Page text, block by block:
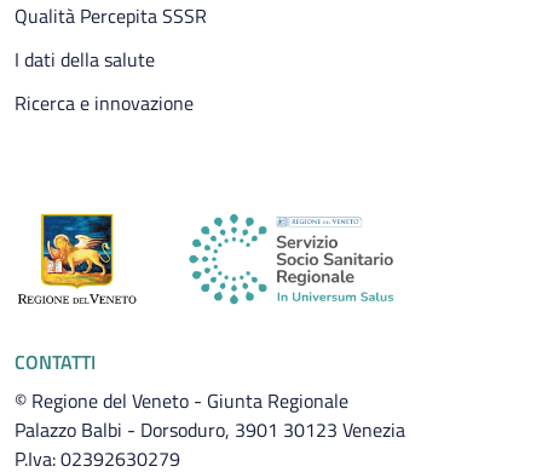
Qualità Percepita SSSR
I dati della salute
Ricerca e innovazione
CONTATTI
© Regione del Veneto - Giunta Regionale
Palazzo Balbi - Dorsoduro, 3901 30123 Venezia
P.Iva: 02392630279